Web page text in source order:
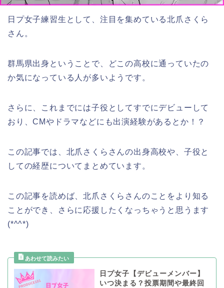
日プ女子練習生として、注目を集めている北爪さくら
さん。
群馬県出身ということで、どこの高校に通っていたの
か気になっている人が多いようです。
さらに、これまでには子役としてすでにデビューして
おり、CMやドラマなどにも出演経験があるとか！？
この記事では、北爪さくらさんの出身高校や、子役と
しての経歴についてまとめています。
この記事を読めば、北爪さくらさんのことをより知る
ことができ、さらに応援したくなっちゃうと思うます
(*^^*)
日プ女子【デビューメンバー】
いつ決まる？投票期間や最終回